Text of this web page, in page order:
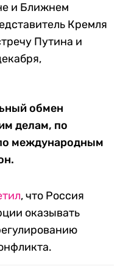
и Ближнем
Кремля
Путина и
обмен
делам, по
международным
, что Россия
оказывать